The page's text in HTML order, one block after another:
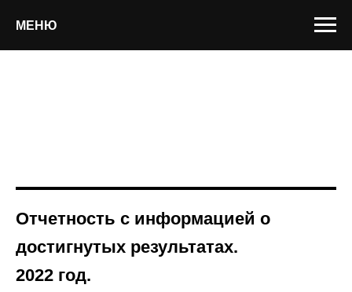
МЕНЮ
Отчетность с информацией о
достигнутых результатах.
2022 год.